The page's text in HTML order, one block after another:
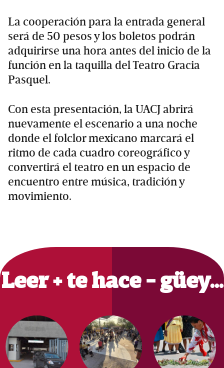
La cooperación para la entrada general
será de 50 pesos y los boletos podrán
adquirirse una hora antes del inicio de la
función en la taquilla del Teatro Gracia
Pasquel.
Con esta presentación, la UACJ abrirá
nuevamente el escenario a una noche
donde el folclor mexicano marcará el
ritmo de cada cuadro coreográfico y
convertirá el teatro en un espacio de
encuentro entre música, tradición y
movimiento.
Primary
Sidebar
Leer + te hace - güey…